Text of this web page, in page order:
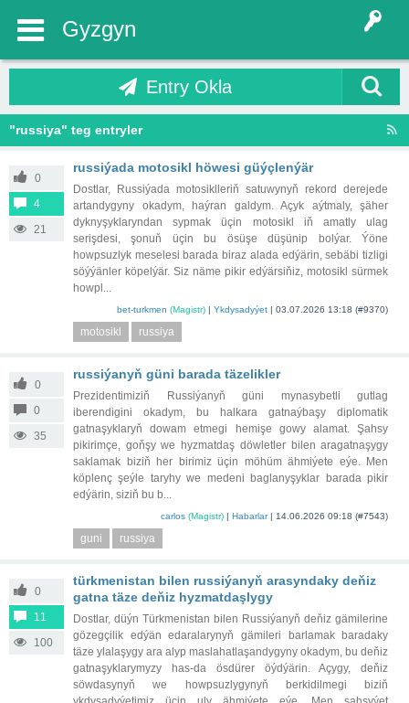
Gyzgyn
Entry Okla
"russiya" teg entryler
0
4
21
russiýada motosikl höwesi güýçlenýär
Dostlar, Russiýada motosiklleriň satuwynyň rekord derejede
artandygyny okadym, haýran galdym. Açyk aýtmaly, şäher
dyknyşyklaryndan sypmak üçin motosikl iň amatly ulag
serişdesi, şonuň üçin bu ösüşe düşünip bolýar. Ýöne
howpsuzlyk meselesi barada biraz alada edýärin, sebäbi tizligi
söýýänler köpelýär. Siz näme pikir edýärsiňiz, motosikl sürmek
howpl...
bet-turkmen (Magistr) |Ykdysadyýet | 03.07.2026 13:18 (#9370)
motosikl russiya
0
0
35
russiýanyň güni barada täzelikler
Prezidentimiziň Russiýanyň güni mynasybetli gutlag
iberendigini okadym, bu halkara gatnaýbaşy diplomatik
gatnaşyklaryň dowam etmegi hemişe gowy alamat. Şahsy
pikirimçe, goňşy we hyzmatdaş döwletler bilen aragatnaşygy
saklamak biziň her birimiz üçin möhüm ähmiýete eýe. Men
köplenç şeýle taryhy we medeni baglanyşyklar barada pikir
edýärin, siziň bu b...
carlos (Magistr) |Habarlar| 14.06.2026 09:18 (#7543)
guni russiya
0
11
100
türkmenistan bilen russiýanyň arasyndaky deňiz
gatna täze deňiz hyzmatdaşlygy
Dostlar, düýn Türkmenistan bilen Russiýanyň deňiz gämilerine
gözegçilik edýän edaralarynyň gämileri barlamak baradaky
täze ylalaşygy ara alyp maslahatlaşandygyny okadym, bu deňiz
gatnaşyklarymyzy has-da ösdürer öýdýärin. Açygy, deňiz
söwdasynyň we howpsuzlygynyň berkidilmegi biziň